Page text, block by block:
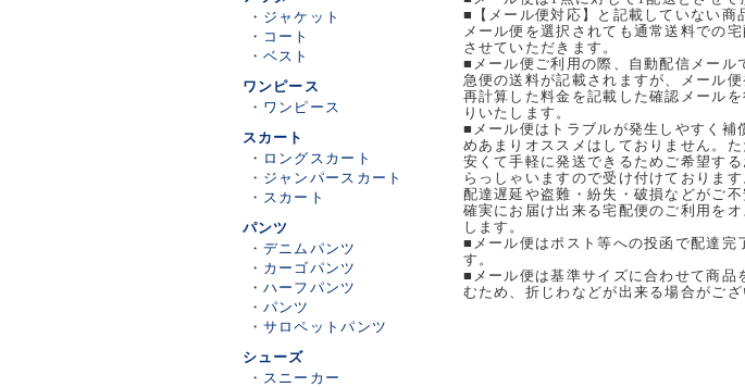
・ ジャケット
・ コート
・ ベスト
ワンピース
・ ワンピース
スカート
・ ロングスカート
・ ジャンパースカート
・ スカート
パンツ
・ デニムパンツ
・ カーゴパンツ
・ ハーフパンツ
・ パンツ
・ サロペットパンツ
シューズ
・ スニーカー
■【メール便対応】と記載していない商
メール便を選択されても通常送料での宅
させていただきます。
■メール便ご利用の際、自動配信メール
急便の送料が記載されますが、メール便
再計算した料金を記載した確認メールを
りいたします。
■メール便はトラブルが発生しやすく補
めあまりオススメはしておりません。た
安くて手軽に発送できるためご希望す
らっしゃいますので受け付けておりま
配達遅延や盗難・紛失・破損などがご不
確実にお届け出来る宅配便のご利用をオ
します。
■メール便はポスト等への投函で配達完
す。
■メール便は基準サイズに合わせて商品
むため、折じわなどが出来る場合がござ